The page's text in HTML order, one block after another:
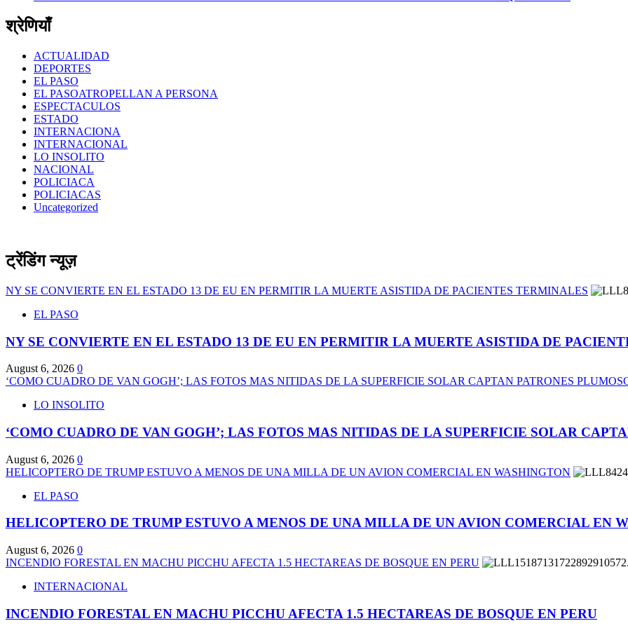
श्रेणियाँ
ACTUALIDAD
DEPORTES
EL PASO
EL PASOATROPELLAN A PERSONA
ESPECTACULOS
ESTADO
INTERNACIONA
INTERNACIONAL
LO INSOLITO
NACIONAL
POLICIACA
POLICIACAS
Uncategorized
ट्रेंडिंग न्यूज़
NY SE CONVIERTE EN EL ESTADO 13 DE EU EN PERMITIR LA MUERTE ASISTIDA DE PACIENTES TERMINALES
EL PASO
NY SE CONVIERTE EN EL ESTADO 13 DE EU EN PERMITIR LA MUERTE ASISTIDA DE
August 6, 2026 0
‘COMO CUADRO DE VAN GOGH’; LAS FOTOS MAS NITIDAS DE LA SUPERFICIE SOLAR CAPTAN PATRONES
LO INSOLITO
‘COMO CUADRO DE VAN GOGH’; LAS FOTOS MAS NITIDAS DE LA SUPERFICIE SOLAR
August 6, 2026 0
HELICOPTERO DE TRUMP ESTUVO A MENOS DE UNA MILLA DE UN AVION COMERCIAL EN WASHINGTON
EL PASO
HELICOPTERO DE TRUMP ESTUVO A MENOS DE UNA MILLA DE UN AVION COMERCIAL EN
August 6, 2026 0
INCENDIO FORESTAL EN MACHU PICCHU AFECTA 1.5 HECTAREAS DE BOSQUE EN PERU
INTERNACIONAL
INCENDIO FORESTAL EN MACHU PICCHU AFECTA 1.5 HECTAREAS DE BOSQUE EN PERU